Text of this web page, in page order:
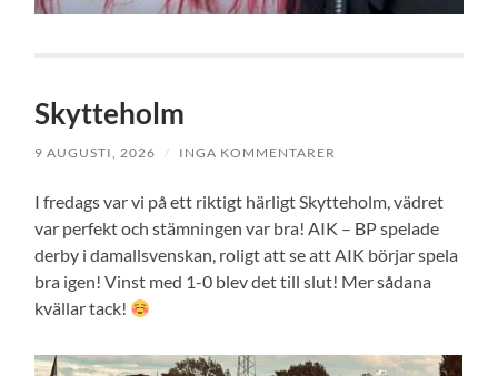
Skytteholm
9 AUGUSTI, 2026 / INGA KOMMENTARER
I fredags var vi på ett riktigt härligt Skytteholm, vädret
var perfekt och stämningen var bra! AIK – BP spelade
derby i damallsvenskan, roligt att se att AIK börjar spela
bra igen! Vinst med 1-0 blev det till slut! Mer sådana
kvällar tack!